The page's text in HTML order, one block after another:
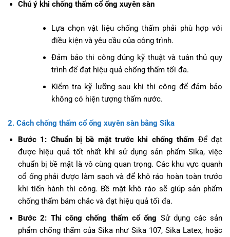
Chú ý khi chống thấm cổ ống xuyên sàn
Lựa chọn vật liệu chống thấm phải phù hợp với
điều kiện và yêu cầu của công trình.
Đảm bảo thi công đúng kỹ thuật và tuân thủ quy
trình để đạt hiệu quả chống thấm tối đa.
Kiểm tra kỹ lưỡng sau khi thi công để đảm bảo
không có hiện tượng thấm nước.
2. Cách chống thấm cổ ống xuyên sàn bằng Sika
Bước 1: Chuẩn bị bề mặt trước khi chống thấm Để đạt
được hiệu quả tốt nhất khi sử dụng sản phẩm Sika, việc
chuẩn bị bề mặt là vô cùng quan trọng. Các khu vực quanh
cổ ống phải được làm sạch và để khô ráo hoàn toàn trước
khi tiến hành thi công. Bề mặt khô ráo sẽ giúp sản phẩm
chống thấm bám chắc và đạt hiệu quả tối đa.
Bước 2: Thi công chống thấm cổ ống Sử dụng các sản
phẩm chống thấm của Sika như Sika 107, Sika Latex, hoặc